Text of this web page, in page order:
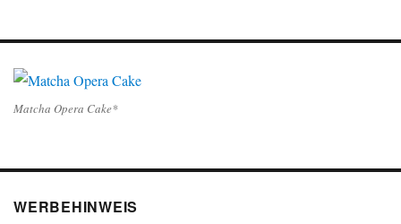
Matcha Opera Cake*
WERBEHINWEIS